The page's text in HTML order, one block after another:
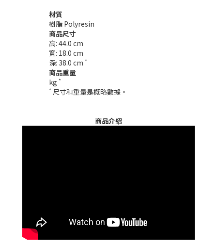
材質
樹脂 Polyresin
商品尺寸
高: 44.0 cm
寬: 18.0 cm
深: 38.0 cm *
商品重量
kg *
* 尺寸和重量是概略數據。
商品介紹